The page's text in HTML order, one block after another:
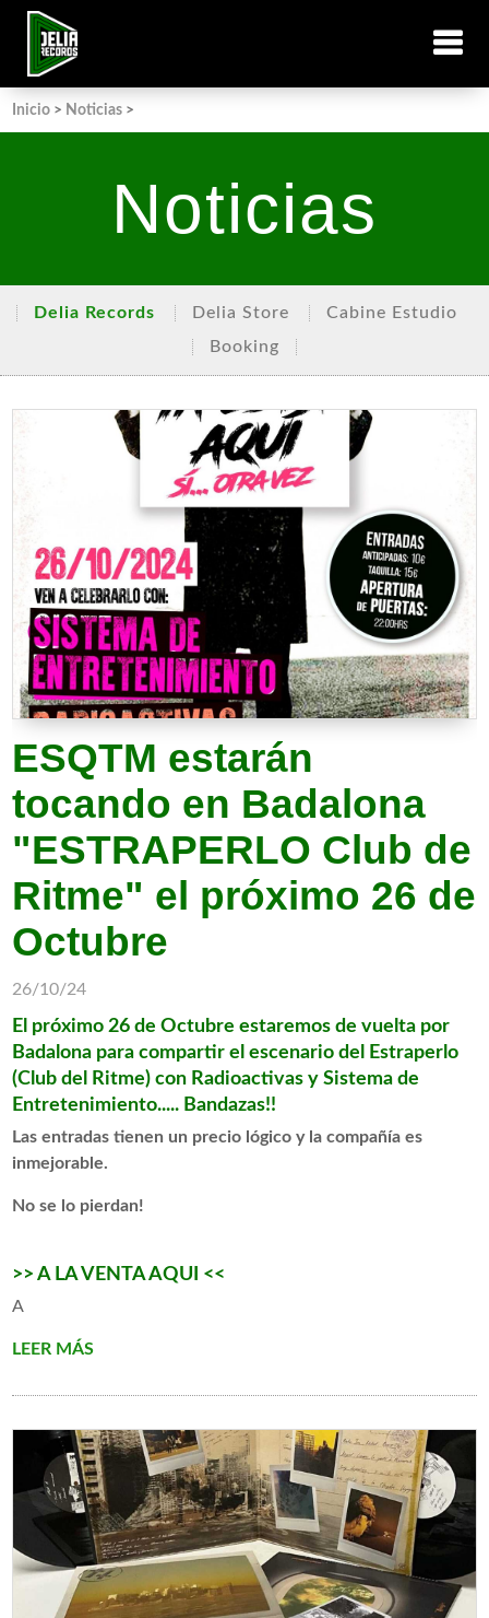
Inicio > Noticias >
Noticias
Delia Records Delia Store
Cabine Estudio
Booking
ESQTM estarán
tocando en Badalona
"ESTRAPERLO Club de
Ritme" el próximo 26 de
Octubre
26/10/24
El próximo 26 de Octubre estaremos de vuelta por
Badalona para compartir el escenario del
Estraperlo
(Club del Ritme) con Radioactivas y Sistema de
Entretenimiento..... Bandazas!!
Las entradas tienen un precio lógico y la compañía es
inmejorable.
No se lo pierdan!
>> A LA VENTA AQUI <<
A
LEER MÁS